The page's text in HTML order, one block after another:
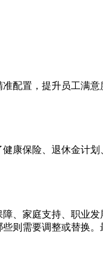
配置，提升员工满
康保险、退休金计
、家庭支持、职业
则需要调整或替换